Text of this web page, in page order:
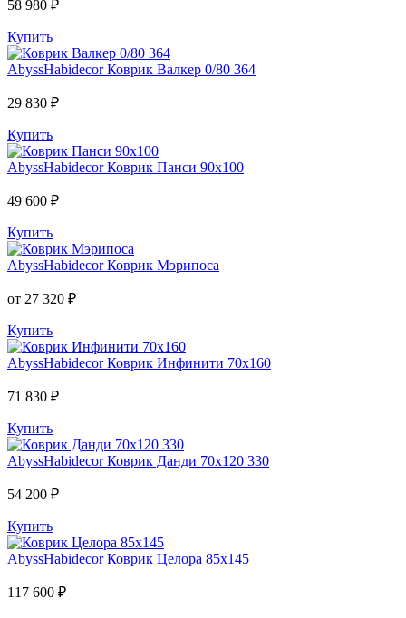
58 980 ₽
Купить
AbyssHabidecor Коврик Валкер 0/80 364
29 830 ₽
Купить
AbyssHabidecor Коврик Панси 90х100
49 600 ₽
Купить
AbyssHabidecor Коврик Мэрипоса
от 27 320 ₽
Купить
AbyssHabidecor Коврик Инфинити 70х160
71 830 ₽
Купить
AbyssHabidecor Коврик Данди 70х120 330
54 200 ₽
Купить
AbyssHabidecor Коврик Целора 85х145
117 600 ₽